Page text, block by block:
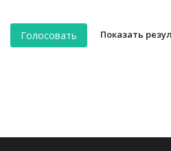
Голосовать Показать